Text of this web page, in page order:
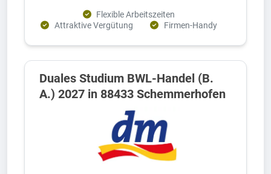
Flexible Arbeitszeiten
Attraktive Vergütung
Firmen-Handy
Duales Studium BWL-Handel (B.
A.) 2027 in 88433 Schemmerhofen